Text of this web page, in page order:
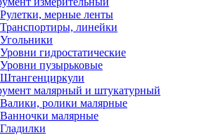
Рулетки, мерные ленты
Транспортиры, линейки
Угольники
Уровни гидростатические
Уровни пузырьковые
Штангенциркули
малярный и штукатурный
Валики, ролики малярные
Ванночки малярные
Гладилки